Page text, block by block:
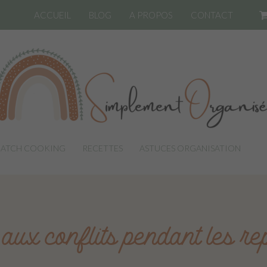
ACCUEIL BLOG A PROPOS CONTACT
COOKING RECETTES ASTUCES ORGANISATION
aux conflits pendant les